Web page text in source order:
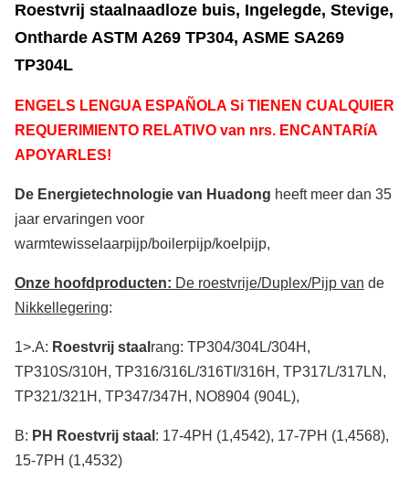
Roestvrij staalnaadloze buis, Ingelegde, Stevige,
Ontharde ASTM A269 TP304, ASME SA269
TP304L
ENGELS LENGUA ESPAÑOLA Si TIENEN CUALQUIER
REQUERIMIENTO RELATIVO van nrs. ENCANTARíA
APOYARLES!
De Energietechnologie van Huadong heeft meer dan 35
jaar ervaringen voor
warmtewisselaarpijp/boilerpijp/koelpijp,
Onze hoofdproducten: De roestvrije/Duplex/Pijp van de
Nikkellegering:
1>.A: Roestvrij staal rang: TP304/304L/304H,
TP310S/310H, TP316/316L/316TI/316H, TP317L/317LN,
TP321/321H, TP347/347H, NO8904 (904L),
B: PH Roestvrij staal : 17-4PH (1,4542), 17-7PH (1,4568),
15-7PH (1,4532)